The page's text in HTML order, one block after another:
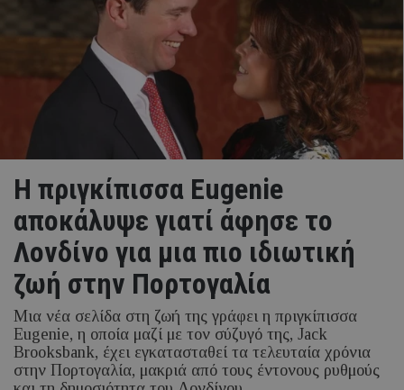
Η πριγκίπισσα Eugenie
αποκάλυψε γιατί άφησε το
Λονδίνο για μια πιο ιδιωτική
ζωή στην Πορτογαλία
Μια νέα σελίδα στη ζωή της γράφει η πριγκίπισσα
Eugenie, η οποία μαζί με τον σύζυγό της, Jack
Brooksbank, έχει εγκατασταθεί τα τελευταία χρόνια
στην Πορτογαλία, μακριά από τους έντονους ρυθμούς